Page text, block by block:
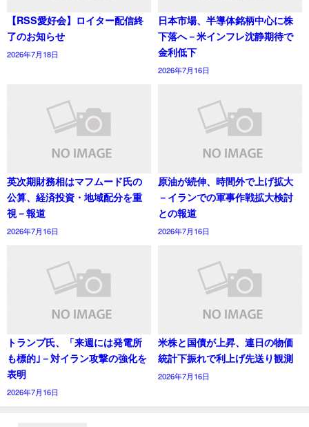
【RSS愛好会】ロイター配信終
了のお知らせ
2026年7月18日
日本市場、半導体銘柄中心に株
下落へ－米インフレ沈静期待で
金利低下
2026年7月16日
英次期財務相はマフムード氏の
公算、経済投資・地域配分を重
視－報道
2026年7月16日
原油が続伸、時間外で上げ拡大
－イランでの軍事作戦拡大検討
との報道
2026年7月16日
トランプ氏、「来週には発電所
も標的｣－対イラン攻撃の強化を
表明
2026年7月16日
米株と国債が上昇、連日の物価
統計下振れで利上げ先送り観測
2026年7月16日